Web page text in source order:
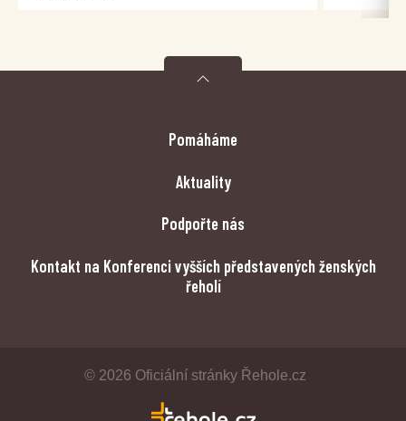
Pomáháme
Aktuality
Podpořte nás
Kontakt na Konferenci vyšších představených ženských
řeholí
© 2026 Oficiální stránky Řehole.cz